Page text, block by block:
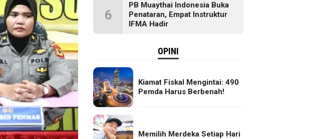
6
PB Muaythai Indonesia Buka
Penataran, Empat Instruktur
IFMA Hadir
OPINI
Kiamat Fiskal Mengintai: 490
Pemda Harus Berbenah!
Memilih Merdeka Setiap Hari